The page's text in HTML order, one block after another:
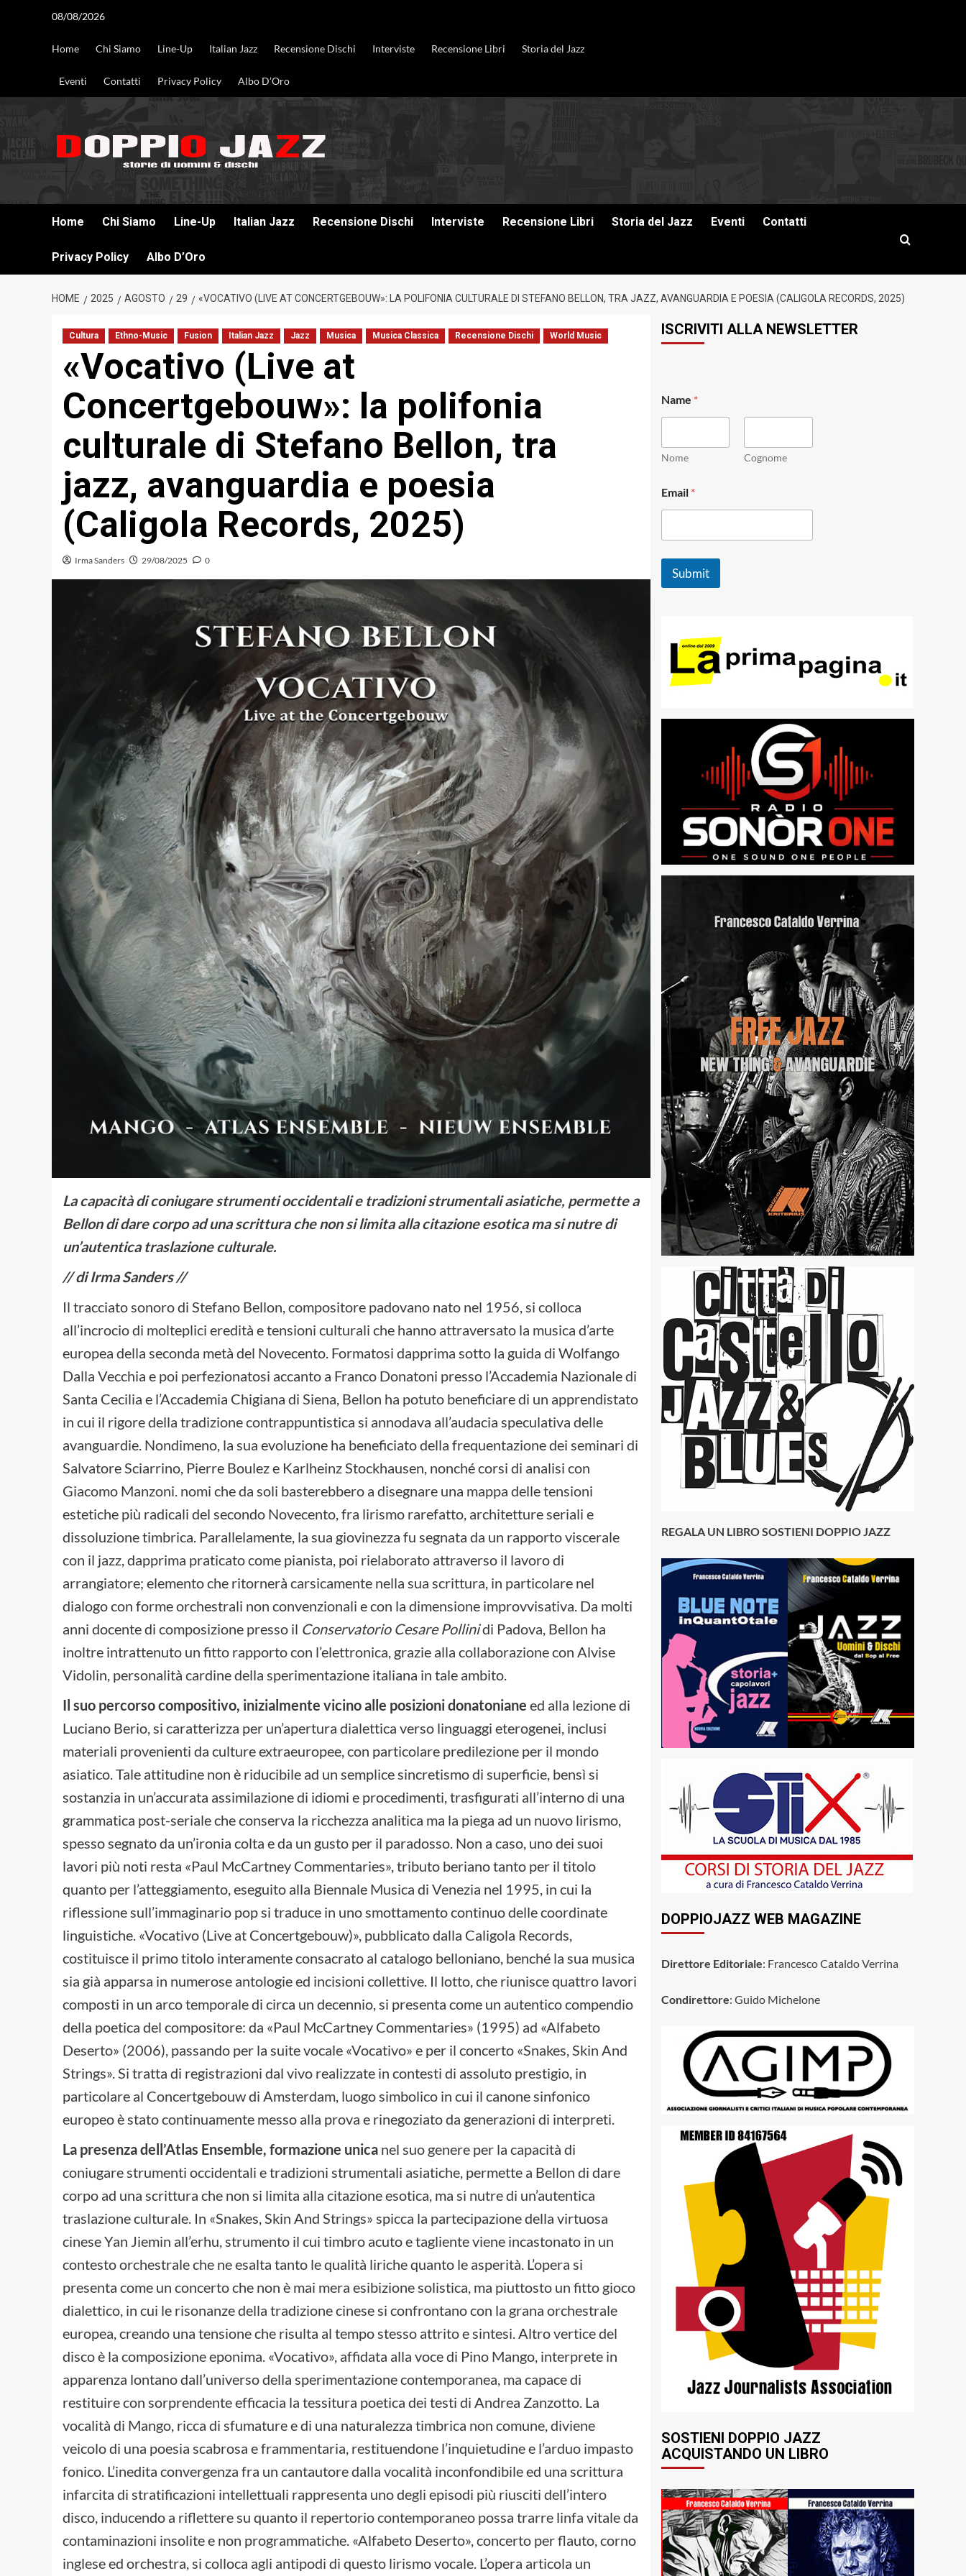
08/08/2026
Home Chi Siamo Line-Up Italian Jazz Recensione Dischi Interviste Recensione Libri Storia del Jazz
Eventi Contatti Privacy Policy Albo D’Oro
Home Chi Siamo Line-Up Italian Jazz Recensione Dischi Interviste Recensione Libri Storia del Jazz Eventi Contatti
Privacy Policy Albo D’Oro
HOME 2025 AGOSTO 29 «VOCATIVO (LIVE AT CONCERTGEBOUW»: LA POLIFONIA CULTURALE DI STEFANO BELLON, TRA JAZZ, AVANGUARDIA E POESIA (CALIGOLA RECORDS, 2025)
Cultura Ethno-Music Fusion Italian Jazz Jazz Musica Musica Classica Recensione Dischi World Music
«Vocativo (Live at
Concertgebouw»: la polifonia
culturale di Stefano Bellon, tra
jazz, avanguardia e poesia
(Caligola Records, 2025)
Irma Sanders 29/08/2025 0
La capacità di coniugare strumenti occidentali e tradizioni strumentali asiatiche, permette a
Bellon di dare corpo ad una scrittura che non si limita alla citazione esotica ma si nutre di
un’autentica traslazione culturale.
// di Irma Sanders //
Il tracciato sonoro di Stefano Bellon, compositore padovano nato nel 1956, si colloca
all’incrocio di molteplici eredità e tensioni culturali che hanno attraversato la musica d’arte
europea della seconda metà del Novecento. Formatosi dapprima sotto la guida di Wolfango
Dalla Vecchia e poi perfezionatosi accanto a Franco Donatoni presso l’Accademia Nazionale di
Santa Cecilia e l’Accademia Chigiana di Siena, Bellon ha potuto beneficiare di un apprendistato
in cui il rigore della tradizione contrappuntistica si annodava all’audacia speculativa delle
avanguardie. Nondimeno, la sua evoluzione ha beneficiato della frequentazione dei seminari di
Salvatore Sciarrino, Pierre Boulez e Karlheinz Stockhausen, nonché corsi di analisi con
Giacomo Manzoni. nomi che da soli basterebbero a disegnare una mappa delle tensioni
estetiche più radicali del secondo Novecento, fra lirismo rarefatto, architetture seriali e
dissoluzione timbrica. Parallelamente, la sua giovinezza fu segnata da un rapporto viscerale
con il jazz, dapprima praticato come pianista, poi rielaborato attraverso il lavoro di
arrangiatore; elemento che ritornerà carsicamente nella sua scrittura, in particolare nel
dialogo con forme orchestrali non convenzionali e con la dimensione improvvisativa. Da molti
anni docente di composizione presso il Conservatorio Cesare Pollinidi Padova, Bellon ha
inoltre intrattenuto un fitto rapporto con l’elettronica, grazie alla collaborazione con Alvise
Vidolin, personalità cardine della sperimentazione italiana in tale ambito.
Il suo percorso compositivo, inizialmente vicino alle posizioni donatoniane ed alla lezione di
Luciano Berio, si caratterizza per un’apertura dialettica verso linguaggi eterogenei, inclusi
materiali provenienti da culture extraeuropee, con particolare predilezione per il mondo
asiatico. Tale attitudine non è riducibile ad un semplice sincretismo di superficie, bensì si
sostanzia in un’accurata assimilazione di idiomi e procedimenti, trasfigurati all’interno di una
grammatica post-seriale che conserva la ricchezza analitica ma la piega ad un nuovo lirismo,
spesso segnato da un’ironia colta e da un gusto per il paradosso. Non a caso, uno dei suoi
lavori più noti resta «Paul McCartney Commentaries», tributo beriano tanto per il titolo
quanto per l’atteggiamento, eseguito alla Biennale Musica di Venezia nel 1995, in cui la
riflessione sull’immaginario pop si traduce in uno smottamento continuo delle coordinate
linguistiche. «Vocativo (Live at Concertgebouw)», pubblicato dalla Caligola Records,
costituisce il primo titolo interamente consacrato al catalogo belloniano, benché la sua musica
sia già apparsa in numerose antologie ed incisioni collettive. Il lotto, che riunisce quattro lavori
composti in un arco temporale di circa un decennio, si presenta come un autentico compendio
della poetica del compositore: da «Paul McCartney Commentaries» (1995) ad «Alfabeto
Deserto» (2006), passando per la suite vocale «Vocativo» e per il concerto «Snakes, Skin And
Strings». Si tratta di registrazioni dal vivo realizzate in contesti di assoluto prestigio, in
particolare al Concertgebouw di Amsterdam, luogo simbolico in cui il canone sinfonico
europeo è stato continuamente messo alla prova e rinegoziato da generazioni di interpreti.
La presenza dell’Atlas Ensemble, formazione unica nel suo genere per la capacità di
coniugare strumenti occidentali e tradizioni strumentali asiatiche, permette a Bellon di dare
corpo ad una scrittura che non si limita alla citazione esotica, ma si nutre di un’autentica
traslazione culturale. In «Snakes, Skin And Strings» spicca la partecipazione della virtuosa
cinese Yan Jiemin all’erhu, strumento il cui timbro acuto e tagliente viene incastonato in un
contesto orchestrale che ne esalta tanto le qualità liriche quanto le asperità. L’opera si
presenta come un concerto che non è mai mera esibizione solistica, ma piuttosto un fitto gioco
dialettico, in cui le risonanze della tradizione cinese si confrontano con la grana orchestrale
europea, creando una tensione che risulta al tempo stesso attrito e sintesi. Altro vertice del
disco è la composizione eponima. «Vocativo», affidata alla voce di Pino Mango, interprete in
apparenza lontano dall’universo della sperimentazione contemporanea, ma capace di
restituire con sorprendente efficacia la tessitura poetica dei testi di Andrea Zanzotto. La
vocalità di Mango, ricca di sfumature e di una naturalezza timbrica non comune, diviene
veicolo di una poesia scabrosa e frammentaria, restituendone l’inquietudine e l’arduo impasto
fonico. L’inedita convergenza fra un cantautore dalla vocalità inconfondibile ed una scrittura
infarcita di stratificazioni intellettuali rappresenta uno degli episodi più riusciti dell’intero
disco, inducendo a riflettere su quanto il repertorio contemporaneo possa trarre linfa vitale da
contaminazioni insolite e non programmatiche. «Alfabeto Deserto», concerto per flauto, corno
inglese ed orchestra, si colloca agli antipodi di questo lirismo vocale. L’opera articola un
ISCRIVITI ALLA NEWSLETTER
N
a
e
*
Name *
Nome Cognome
Email *
Submit
REGALA UN LIBRO SOSTIENI DOPPIO JAZZ
DOPPIOJAZZ WEB MAGAZINE
Direttore Editoriale: Francesco Cataldo Verrina
Condirettore: Guido Michelone
SOSTIENI DOPPIO JAZZ
ACQUISTANDO UN LIBRO